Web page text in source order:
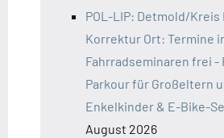
POL-LIP: Detmold/Kreis
Korrektur Ort: Termine
Fahrradseminaren frei -
Parkour für Großeltern
Enkelkinder & E-Bike-
August 2026